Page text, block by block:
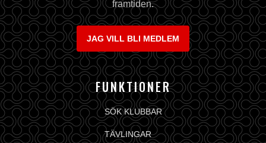
framtiden.
JAG VILL BLI MEDLEM
FUNKTIONER
SÖK KLUBBAR
TÄVLINGAR